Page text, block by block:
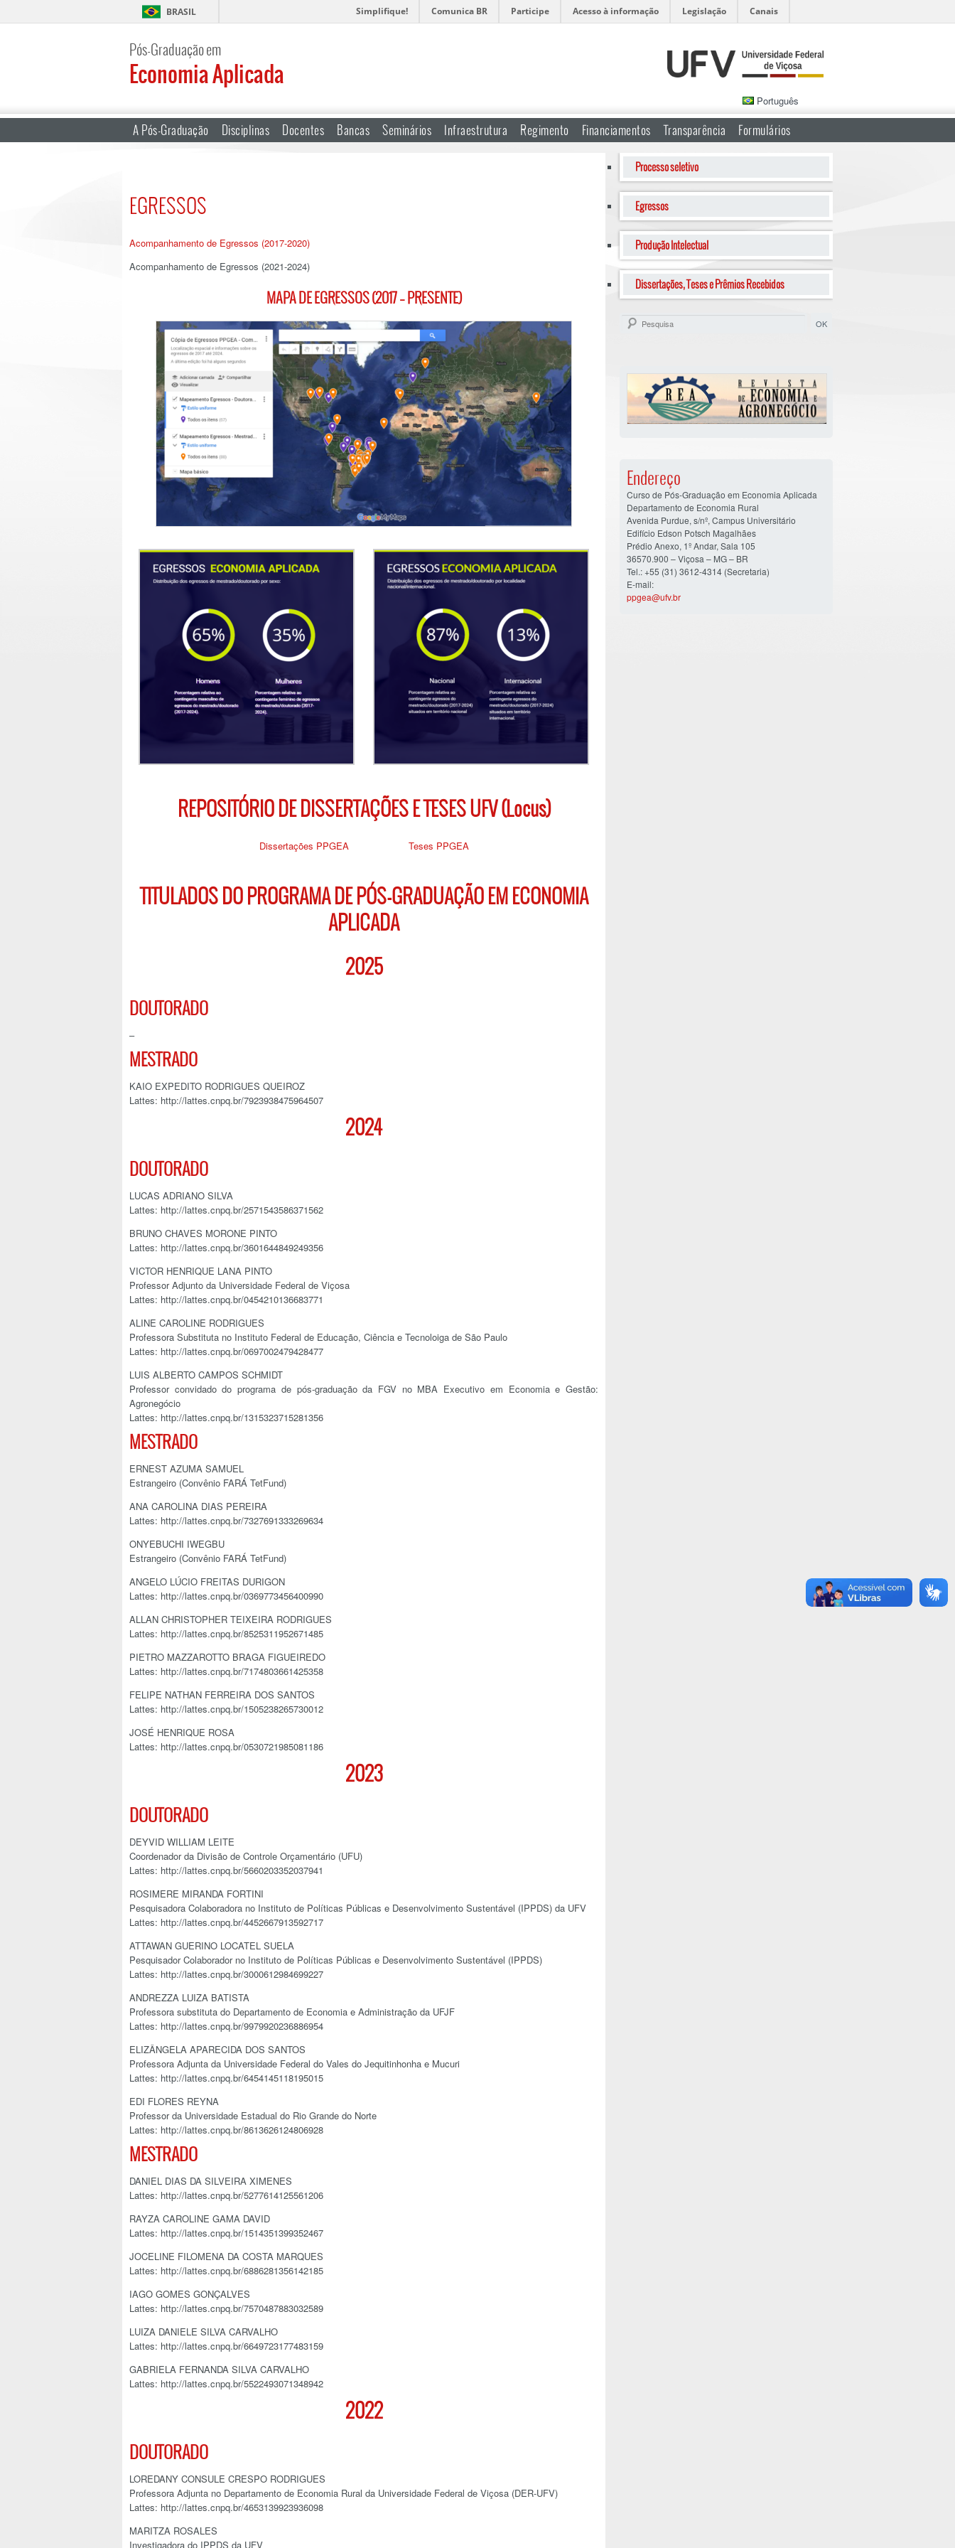
BRASIL Simplifique! Comunica BR Participe Acesso à informação Legislação Canais
Pós-Graduação em
Economia Aplicada
Português
A Pós-Graduação Disciplinas Docentes Bancas Seminários Infraestrutura Regimento Financiamentos Transparência Formulários
EGRESSOS
Acompanhamento de Egressos (2017-2020)
Acompanhamento de Egressos (2021-2024)
MAPA DE EGRESSOS (2017 – PRESENTE)
REPOSITÓRIO DE DISSERTAÇÕES E TESES UFV (Locus)
Dissertações PPGEA
Teses PPGEA
TITULADOS DO PROGRAMA DE PÓS-GRADUAÇÃO EM ECONOMIA
APLICADA
2025
DOUTORADO
–
MESTRADO
KAIO EXPEDITO RODRIGUES QUEIROZ
Lattes: http://lattes.cnpq.br/7923938475964507
2024
DOUTORADO
LUCAS ADRIANO SILVA
Lattes: http://lattes.cnpq.br/2571543586371562
BRUNO CHAVES MORONE PINTO
Lattes: http://lattes.cnpq.br/3601644849249356
VICTOR HENRIQUE LANA PINTO
Professor Adjunto da Universidade Federal de Viçosa
Lattes: http://lattes.cnpq.br/0454210136683771
ALINE CAROLINE RODRIGUES
Professora Substituta no Instituto Federal de Educação, Ciência e Tecnoloiga de São Paulo
Lattes: http://lattes.cnpq.br/0697002479428477
LUIS ALBERTO CAMPOS SCHMIDT
Professor convidado do programa de pós-graduação da FGV no MBA Executivo em Economia e Gestão:
Agronegócio
Lattes: http://lattes.cnpq.br/1315323715281356
MESTRADO
ERNEST AZUMA SAMUEL
Estrangeiro (Convênio FARÁ TetFund)
ANA CAROLINA DIAS PEREIRA
Lattes: http://lattes.cnpq.br/7327691333269634
ONYEBUCHI IWEGBU
Estrangeiro (Convênio FARÁ TetFund)
ANGELO LÚCIO FREITAS DURIGON
Lattes: http://lattes.cnpq.br/0369773456400990
ALLAN CHRISTOPHER TEIXEIRA RODRIGUES
Lattes: http://lattes.cnpq.br/8525311952671485
PIETRO MAZZAROTTO BRAGA FIGUEIREDO
Lattes: http://lattes.cnpq.br/7174803661425358
FELIPE NATHAN FERREIRA DOS SANTOS
Lattes: http://lattes.cnpq.br/1505238265730012
JOSÉ HENRIQUE ROSA
Lattes: http://lattes.cnpq.br/0530721985081186
2023
DOUTORADO
DEYVID WILLIAM LEITE
Coordenador da Divisão de Controle Orçamentário (UFU)
Lattes: http://lattes.cnpq.br/5660203352037941
ROSIMERE MIRANDA FORTINI
Pesquisadora Colaboradora no Instituto de Políticas Públicas e Desenvolvimento Sustentável (IPPDS) da UFV
Lattes: http://lattes.cnpq.br/4452667913592717
ATTAWAN GUERINO LOCATEL SUELA
Pesquisador Colaborador no Instituto de Políticas Públicas e Desenvolvimento Sustentável (IPPDS)
Lattes: http://lattes.cnpq.br/3000612984699227
ANDREZZA LUIZA BATISTA
Professora substituta do Departamento de Economia e Administração da UFJF
Lattes: http://lattes.cnpq.br/9979920236886954
ELIZÂNGELA APARECIDA DOS SANTOS
Professora Adjunta da Universidade Federal do Vales do Jequitinhonha e Mucuri
Lattes: http://lattes.cnpq.br/6454145118195015
EDI FLORES REYNA
Professor da Universidade Estadual do Rio Grande do Norte
Lattes: http://lattes.cnpq.br/8613626124806928
MESTRADO
DANIEL DIAS DA SILVEIRA XIMENES
Lattes: http://lattes.cnpq.br/5277614125561206
RAYZA CAROLINE GAMA DAVID
Lattes: http://lattes.cnpq.br/1514351399352467
JOCELINE FILOMENA DA COSTA MARQUES
Lattes: http://lattes.cnpq.br/6886281356142185
IAGO GOMES GONÇALVES
Lattes: http://lattes.cnpq.br/7570487883032589
LUIZA DANIELE SILVA CARVALHO
Lattes: http://lattes.cnpq.br/6649723177483159
GABRIELA FERNANDA SILVA CARVALHO
Lattes: http://lattes.cnpq.br/5522493071348942
2022
DOUTORADO
LOREDANY CONSULE CRESPO RODRIGUES
Professora Adjunta no Departamento de Economia Rural da Universidade Federal de Viçosa (DER-UFV)
Lattes: http://lattes.cnpq.br/4653139923936098
MARITZA ROSALES
Investigadora do IPPDS da UFV
Processo seletivo
Egressos
Produção Intelectual
Dissertações, Teses e Prêmios Recebidos
Endereço
Curso de Pós-Graduação em Economia Aplicada
Departamento de Economia Rural
Avenida Purdue, s/nº, Campus Universitário
Edifício Edson Potsch Magalhães
Prédio Anexo, 1º Andar, Sala 105
36570.900 – Viçosa – MG – BR
Tel.: +55 (31) 3612-4314 (Secretaria)
E-mail:
ppgea@ufv.br